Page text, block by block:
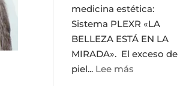
medicina estética:
Sistema PLEXR «LA
BELLEZA ESTÁ EN LA
MIRADA». El exceso de
piel... Lee más